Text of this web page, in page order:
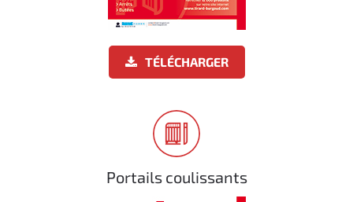
TÉLÉCHARGER
Portails coulissants